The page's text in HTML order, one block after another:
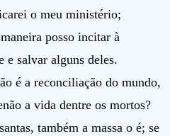
o meu ministério;
posso incitar à
e salvar alguns deles.
é a reconciliação do mundo,
a vida dentre os mortos?
também a massa o é; se